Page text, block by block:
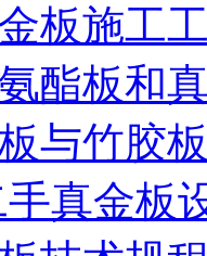
板施工
酯板和
与竹胶
真金板